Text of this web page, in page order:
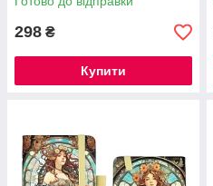
298 ₴
Купити